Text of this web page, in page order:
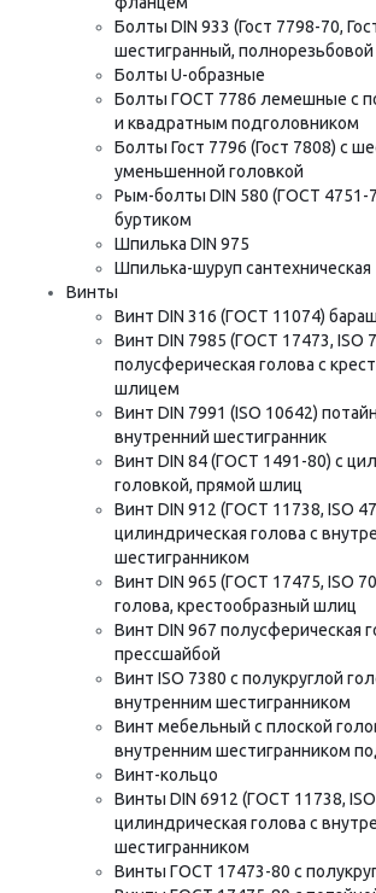
Болты DIN 933 (Гост 7798-70,
шестигранный, полнорезьбовой
Болты U-образные
Болты ГОСТ 7786 лемешные с
и квадратным подголовником
Болты Гост 7796 (Гост 7808) с
уменьшенной головкой
Рым-болты DIN 580 (ГОСТ 4751-
буртиком
Шпилька DIN 975
Шпилька-шуруп сантехническая
Винты
Винт DIN 316 (ГОСТ 11074)
Винт DIN 7985 (ГОСТ 17473, ISO
полусферическая голова с
шлицем
Винт DIN 7991 (ISO 10642)
внутренний шестигранник
Винт DIN 84 (ГОСТ 1491-80) с
головкой, прямой шлиц
Винт DIN 912 (ГОСТ 11738, ISO
цилиндрическая голова с
шестигранником
Винт DIN 965 (ГОСТ 17475, ISO
голова, крестообразный шлиц
Винт DIN 967 полусферическая
прессшайбой
Винт ISO 7380 с полукруглой
внутренним шестигранником
Винт мебельный с плоской
внутренним шестигранником
Винт-кольцо
Винты DIN 6912 (ГОСТ 11738,
цилиндрическая голова с
шестигранником
Винты ГОСТ 17473-80 с